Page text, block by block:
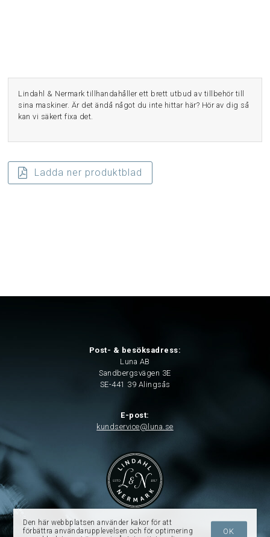
Lindahl & Nermark tillhandahåller ett brett utbud av tillbehör till
sina maskiner. Är det ändå något du inte hittar här? Hör av dig så
kan vi säkert fixa det.
Ladda ner produktblad
Post- & besöksadress:
Luna AB
Sandbergsvägen 3E
SE-441 39 Alingsås
E-post:
kundservice@luna.se
Den här webbplatsen använder kakor för att
förbättra användarupplevelsen och för optimering
OK